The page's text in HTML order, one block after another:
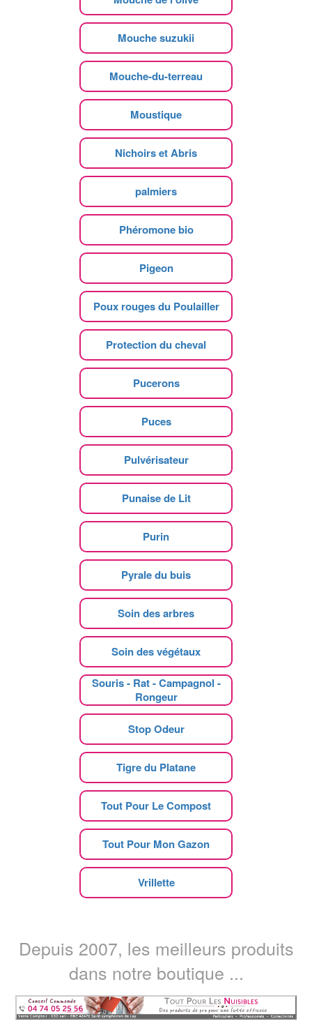
Mouche suzukii
Mouche-du-terreau
Moustique
Nichoirs et Abris
palmiers
Phéromone bio
Pigeon
Poux rouges du Poulailler
Protection du cheval
Pucerons
Puces
Pulvérisateur
Punaise de Lit
Purin
Pyrale du buis
Soin des arbres
Soin des végétaux
Souris - Rat - Campagnol -
Rongeur
Stop Odeur
Tigre du Platane
Tout Pour Le Compost
Tout Pour Mon Gazon
Vrillette
Depuis 2007, les meilleurs produits
dans notre boutique ...